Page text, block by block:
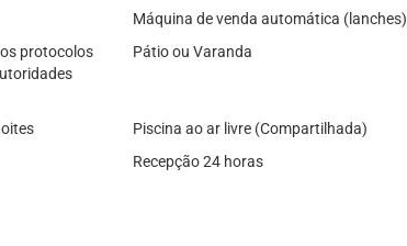
Máquina de venda automática (lanches)
protocolos
Pátio ou Varanda
Piscina ao ar livre (Compartilhada)
Recepção 24 horas